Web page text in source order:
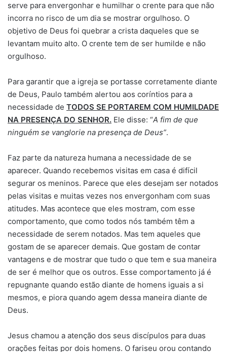
serve para envergonhar e humilhar o crente para que não
incorra no risco de um dia se mostrar orgulhoso. O
objetivo de Deus foi quebrar a crista daqueles que se
levantam muito alto. O crente tem de ser humilde e não
orgulhoso.
Para garantir que a igreja se portasse corretamente diante
de Deus, Paulo também alertou aos coríntios para a
necessidade de TODOS SE PORTAREM COM HUMILDADE
NA PRESENÇA DO SENHOR. Ele disse: “A fim de que
ninguém se vanglorie na presença de Deus”.
Faz parte da natureza humana a necessidade de se
aparecer. Quando recebemos visitas em casa é difícil
segurar os meninos. Parece que eles desejam ser notados
pelas visitas e muitas vezes nos envergonham com suas
atitudes. Mas acontece que eles mostram, com esse
comportamento, que como todos nós também têm a
necessidade de serem notados. Mas tem aqueles que
gostam de se aparecer demais. Que gostam de contar
vantagens e de mostrar que tudo o que tem e sua maneira
de ser é melhor que os outros. Esse comportamento já é
repugnante quando estão diante de homens iguais a si
mesmos, e piora quando agem dessa maneira diante de
Deus.
Jesus chamou a atenção dos seus discípulos para duas
orações feitas por dois homens. O fariseu orou contando